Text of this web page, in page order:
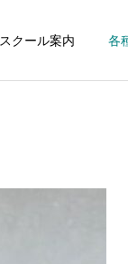
スクール案内 各